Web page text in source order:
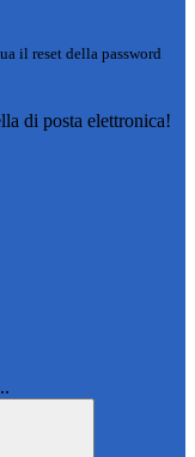
il reset della password
di posta elettronica!